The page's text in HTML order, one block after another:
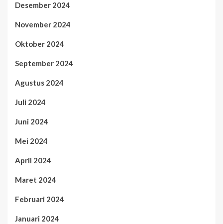
Desember 2024
November 2024
Oktober 2024
September 2024
Agustus 2024
Juli 2024
Juni 2024
Mei 2024
April 2024
Maret 2024
Februari 2024
Januari 2024